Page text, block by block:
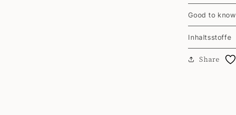
Good to know
Inhaltsstoffe
Share